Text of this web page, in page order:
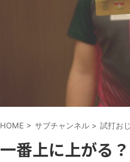
HOME > サブチャンネル > 試打お
一番上に上がる